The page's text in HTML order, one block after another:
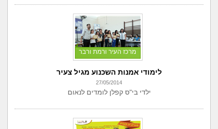
מרכז העיר ורמת ורבר
לימודי אמנות השכנוע מגיל צעיר
27/05/2014
ילדי בי"ס קפלן לומדים לנאום